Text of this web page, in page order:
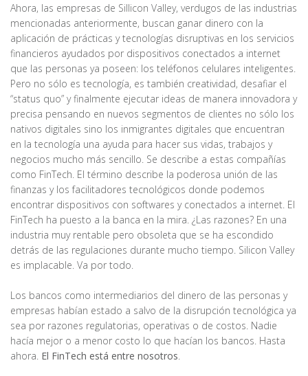
Ahora, las empresas de Sillicon Valley, verdugos de las industrias
mencionadas anteriormente, buscan ganar dinero con la
aplicación de prácticas y tecnologías disruptivas en los servicios
financieros ayudados por dispositivos conectados a internet
que las personas ya poseen: los teléfonos celulares inteligentes.
Pero no sólo es tecnología, es también creatividad, desafiar el
“status quo” y finalmente ejecutar ideas de manera innovadora y
precisa pensando en nuevos segmentos de clientes no sólo los
nativos digitales sino los inmigrantes digitales que encuentran
en la tecnología una ayuda para hacer sus vidas, trabajos y
negocios mucho más sencillo. Se describe a estas compañías
como FinTech. El término describe la poderosa unión de las
finanzas y los facilitadores tecnológicos donde podemos
encontrar dispositivos con softwares y conectados a internet. El
FinTech ha puesto a la banca en la mira. ¿Las razones? En una
industria muy rentable pero obsoleta que se ha escondido
detrás de las regulaciones durante mucho tiempo. Silicon Valley
es implacable. Va por todo.
Los bancos como intermediarios del dinero de las personas y
empresas habían estado a salvo de la disrupción tecnológica ya
sea por razones regulatorias, operativas o de costos. Nadie
hacía mejor o a menor costo lo que hacían los bancos. Hasta
ahora. El FinTech está entre nosotros